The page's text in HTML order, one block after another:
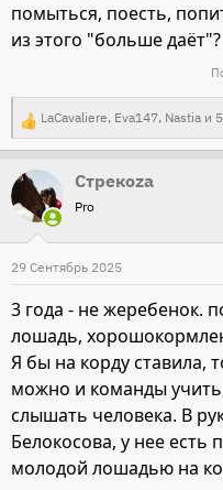
помыться, поесть,
из этого "больше даёт"?
Р
е
а
к
и
и
:
LaCavaliere, Eva147, Nastia и
Стрекоza
Pro
29 Сентябрь 2025
3 года - не жеребенок.
лошадь,
Я бы на корду ставила,
можно и команды
слышать человека. В
Белокосова, у нее есть
молодой лошадью на